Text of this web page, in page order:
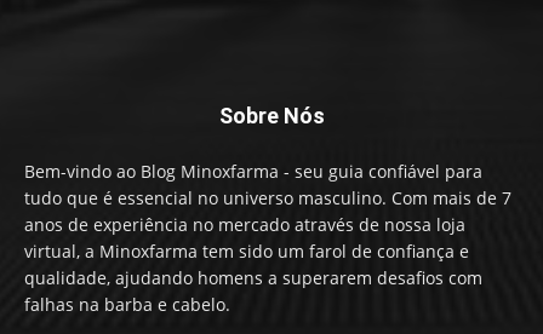
Sobre Nós
Bem-vindo ao Blog Minoxfarma - seu guia confiável para
tudo que é essencial no universo masculino. Com mais de 7
anos de experiência no mercado através de nossa loja
virtual, a Minoxfarma tem sido um farol de confiança e
qualidade, ajudando homens a superarem desafios com
falhas na barba e cabelo.